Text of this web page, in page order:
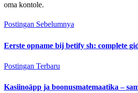
oma kontole.
Postingan Sebelumnya
Eerste opname bij betify sh: complete
Postingan Terbaru
Kasiinoäpp ja boonusmatemaatika –